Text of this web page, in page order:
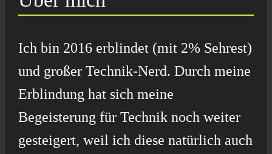
Ich bin 2016 erblindet (mit 2% Sehrest)
und großer Technik-Nerd. Durch meine
Erblindung hat sich meine
Begeisterung für Technik noch weiter
gesteigert, weil ich diese natürlich auch